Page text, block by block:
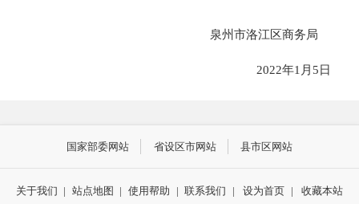
泉州市洛江区商务局
2022年1月 5日
国家部委网站 省设区市网站 县市区网站
关于我们 | 站点地图 | 使用帮助 | 联系我们 | 设为首页 |
收藏本站